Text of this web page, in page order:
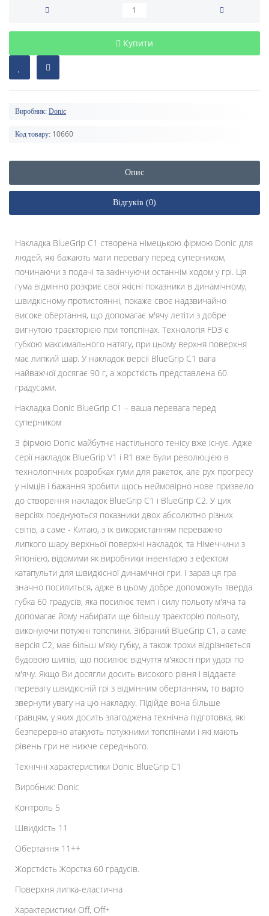
Купити
Виробник: Donic
Код товару: 10660
Опис
Відгуків (0)
Накладка BlueGrip C1 створена німецькою фірмою Donic для
людей, які бажають мати перевагу перед суперником,
починаючи з подачі та закінчуючи останнім ходом у грі. Ця
гума відмінно розкриє свої якісні показники в динамічному,
швидкісному протистоянні, покаже своє надзвичайно
високе обертання, що допомагає м'ячу летіти з добре
вигнутою траєкторією при топспінах. Технологія FD3 є
губкою максимального натягу, при цьому верхня поверхня
має липкий шар. У накладок версії BlueGrip C1 вага
найважчої досягає 90 г, а жорсткість представлена ​​60
градусами.
Накладка Donic BlueGrip С1 – ваша перевага перед
суперником
З фірмою Donic майбутнє настільного тенісу вже існує. Адже
серії накладок BlueGrip V1 і R1 вже були революцією в
технологічних розробках гуми для ракеток, але рух прогресу
у німців і бажання зробити щось неймовірно нове призвело
до створення накладок BlueGrip C1 і BlueGrip C2. У цих
версіях поєднуються показники двох абсолютно різних
світів, а саме - Китаю, з їх використанням переважно
липкого шару верхньої поверхні накладок, та Німеччини з
Японією, відомими як виробники інвентарю з ефектом
катапульти для швидкісної динамічної гри. І зараз ця гра
значно посилиться, адже в цьому добре допоможуть тверда
губка 60 градусів, яка посилює темп і силу польоту м'яча та
допомагає йому набирати ще більшу траєкторію польоту,
виконуючи потужні топспини. Зібраний BlueGrip C1, а саме
версія C2, має більш м'яку губку, а також трохи відрізняється
будовою шипів, що посилює відчуття м'якості при ударі по
м'ячу. Якщо Ви досягли досить високого рівня і віддаєте
перевагу швидкісній грі з відмінним обертанням, то варто
звернути увагу на цю накладку. Підійде вона більше
гравцям, у яких досить злагоджена технічна підготовка, які
безперервно атакують потужними топспінами і які мають
рівень гри не нижче середнього.
Технічні характеристики Donic BlueGrip C1
Виробник: Donic
Контроль 5
Швидкість 11
Обертання 11++
Жорсткість Жорстка 60 градусів.
Поверхня липка-еластична
Характеристики Off, Off+